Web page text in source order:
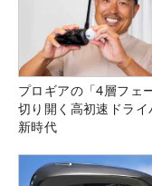
プロギアの「4層フェ
切り開く高初速ドライ
新時代